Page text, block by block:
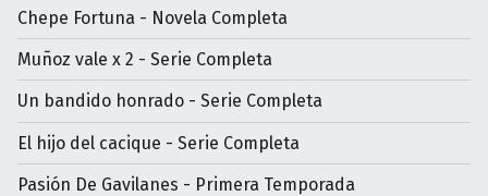
Chepe Fortuna - Novela Completa
Muñoz vale x 2 - Serie Completa
Un bandido honrado - Serie Completa
El hijo del cacique - Serie Completa
Pasión De Gavilanes - Primera Temporada